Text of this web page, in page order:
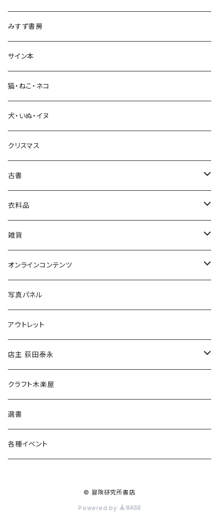
生活・暮らし
芸術・絵画・写真
絵本・児童書
娯楽・エンターテインメント
みすず書房
サイン本
猫・ねこ・ネコ
犬・いぬ・イヌ
クリスマス
古書
古書セット
美術
衣料品
POLEWARDS
Tシャツ
雑貨
バッグ
ブックカバー
マグカップ
傘
食料品
その他
オンラインコンテンツ
冒険クロストーク
写真パネル
アウトレット
店主 荻田泰永
書籍
ウェア
クラフト木楽屋
選書
各種イベント
© 冒険研究所書店
Powered by